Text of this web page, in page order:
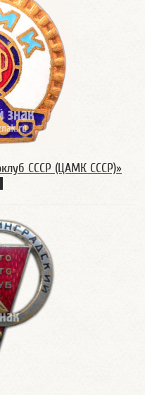
СССР (ЦАМК СССР)»